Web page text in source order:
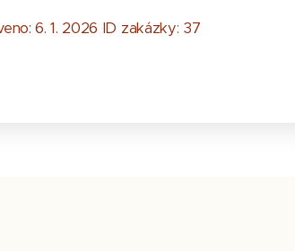
6. 1. 2026 ID zakázky: 37